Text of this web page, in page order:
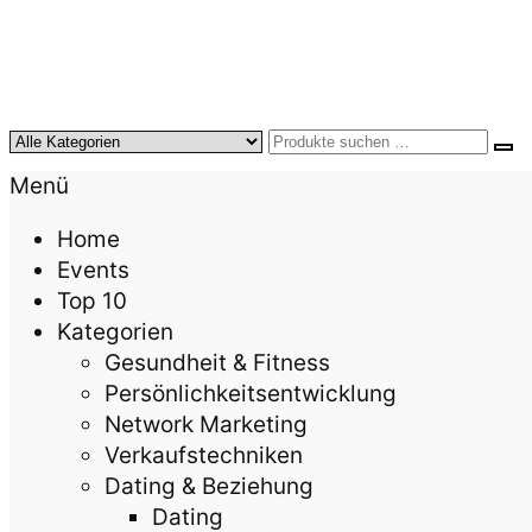
KursTipps.de
Weil Weiterbildung die beste Investition für mehr
Menü
Home
Events
Top 10
Kategorien
Gesundheit & Fitness
Persönlichkeitsentwicklung
Network Marketing
Verkaufstechniken
Dating & Beziehung
Dating